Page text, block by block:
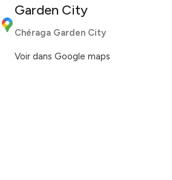
Garden City
Chéraga Garden City
Voir dans Google maps